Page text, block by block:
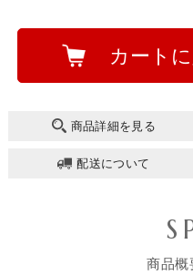
カート
商品詳細を見る
配送について
商品概